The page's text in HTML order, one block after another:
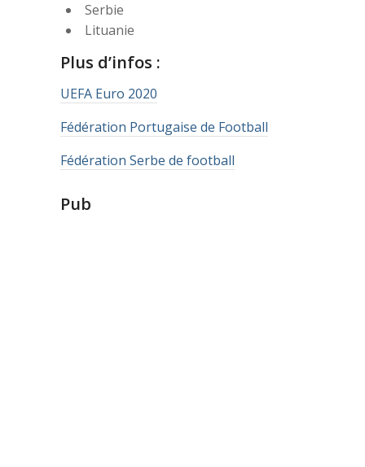
Serbie
Lituanie
Plus d’infos :
UEFA Euro 2020
Fédération Portugaise de Football
Fédération Serbe de football
Pub